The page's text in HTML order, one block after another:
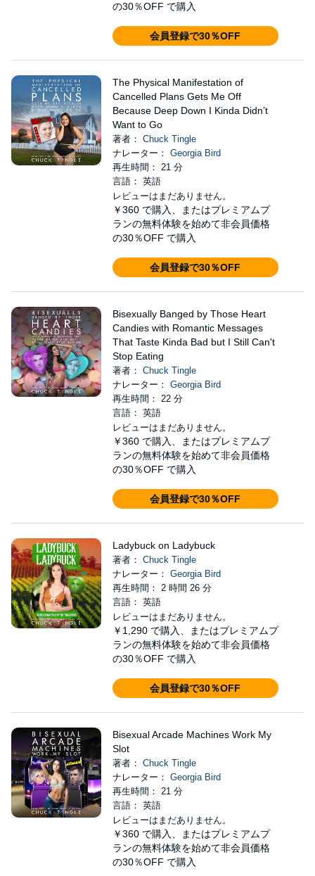
の30％OFF で購入
会員登録で30％OFF
The Physical Manifestation of
Cancelled Plans Gets Me Off
Because Deep Down I Kinda Didn’t
Want to Go
著者： Chuck Tingle
ナレーター： Georgia Bird
再生時間： 21 分
言語： 英語
レビューはまだありません。
￥360 で購入、またはプレミアムプ
ランの無料体験を始めて非会員価格
の30％OFF で購入
会員登録で30％OFF
Bisexually Banged by Those Heart
Candies with Romantic Messages
That Taste Kinda Bad but I Still Can't
Stop Eating
著者： Chuck Tingle
ナレーター： Georgia Bird
再生時間： 22 分
言語： 英語
レビューはまだありません。
￥360 で購入、またはプレミアムプ
ランの無料体験を始めて非会員価格
の30％OFF で購入
会員登録で30％OFF
Ladybuck on Ladybuck
著者： Chuck Tingle
ナレーター： Georgia Bird
再生時間： 2 時間 26 分
言語： 英語
レビューはまだありません。
￥1,290 で購入、またはプレミアムプ
ランの無料体験を始めて非会員価格
の30％OFF で購入
会員登録で30％OFF
Bisexual Arcade Machines Work My
Slot
著者： Chuck Tingle
ナレーター： Georgia Bird
再生時間： 21 分
言語： 英語
レビューはまだありません。
￥360 で購入、またはプレミアムプ
ランの無料体験を始めて非会員価格
の30％OFF で購入